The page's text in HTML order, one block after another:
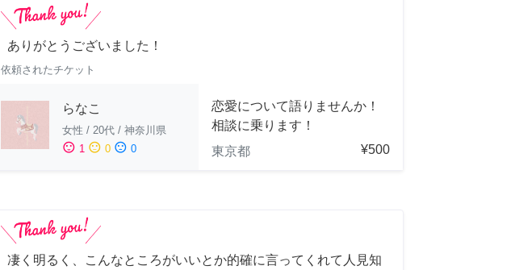
ありがとうございました！
依頼されたチケット
らなこ
女性 / 20代 / 神奈川県
sentiment_satisfied 1 sentiment_neutral 0 sentiment_dissatisfied 0
恋愛について語りませんか！
相談に乗ります！
東京都
¥500
凄く明るく、こんなところがいいとか的確に言ってくれて人見知